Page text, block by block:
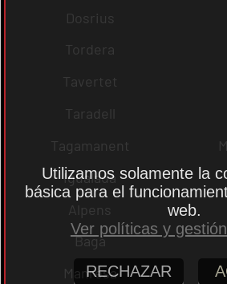
Dosrius
Tordera
Tavertet
Taradell
Tagamanent
Igualada
Alpens
Bagà
Manresa
Utilizamos solamente la
básica para el
web.
Ver políticas y
RECHAZAR